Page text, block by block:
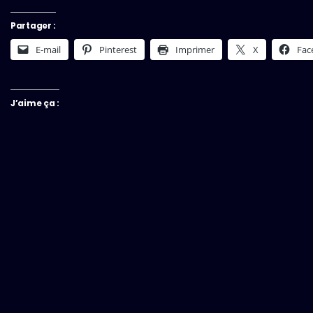
Partager :
E-mail Pinterest Imprimer X
J’aime ça :